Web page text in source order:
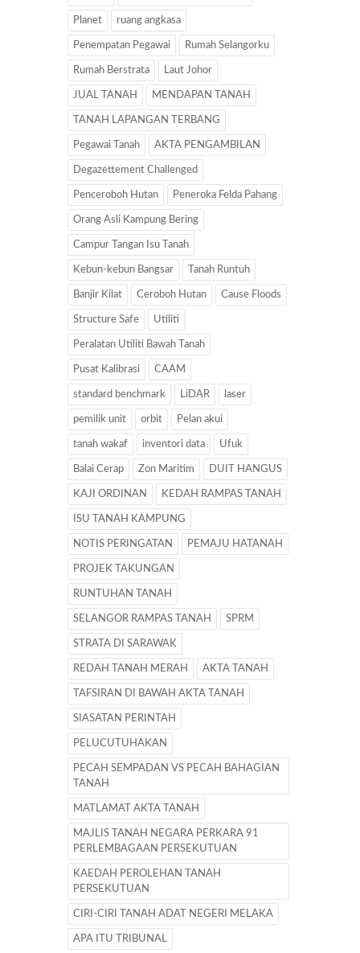
Planet ruang angkasa
Penempatan Pegawai Rumah Selangorku
Rumah Berstrata Laut Johor
JUAL TANAH MENDAPAN TANAH
TANAH LAPANGAN TERBANG
Pegawai Tanah AKTA PENGAMBILAN
Degazettement Challenged
Penceroboh Hutan Peneroka Felda Pahang
Orang Asli Kampung Bering
Campur Tangan Isu Tanah
Kebun-kebun Bangsar Tanah Runtuh
Banjir Kilat Ceroboh Hutan Cause Floods
Structure Safe Utiliti
Peralatan Utiliti Bawah Tanah
Pusat Kalibrasi CAAM
standard benchmark LiDAR laser
pemilik unit orbit Pelan akui
tanah wakaf inventori data Ufuk
Balai Cerap Zon Maritim DUIT HANGUS
KAJI ORDINAN KEDAH RAMPAS TANAH
ISU TANAH KAMPUNG
NOTIS PERINGATAN PEMAJU HATANAH
PROJEK TAKUNGAN
RUNTUHAN TANAH
SELANGOR RAMPAS TANAH SPRM
STRATA DI SARAWAK
REDAH TANAH MERAH AKTA TANAH
TAFSIRAN DI BAWAH AKTA TANAH
SIASATAN PERINTAH
PELUCUTUHAKAN
PECAH SEMPADAN VS PECAH BAHAGIAN
TANAH
MATLAMAT AKTA TANAH
MAJLIS TANAH NEGARA PERKARA 91
PERLEMBAGAAN PERSEKUTUAN
KAEDAH PEROLEHAN TANAH
PERSEKUTUAN
CIRI-CIRI TANAH ADAT NEGERI MELAKA
APA ITU TRIBUNAL